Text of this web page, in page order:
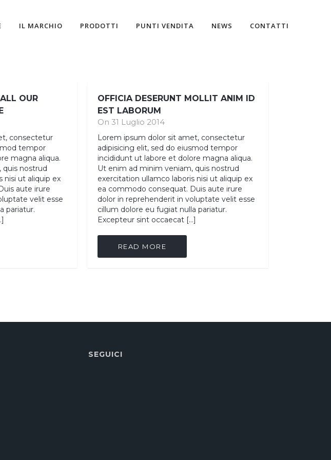
IL MARCHIO PRODOTTI PUNTI VENDITA NEWS CONTATTI
OUR
consectetur
tempor
magna aliqua.
quis nostrud
nisi ut aliquip ex
aute irure
velit esse
pariatur.
OFFICIA DESERUNT MOLLIT ANIM ID
EST LABORUM
On 31 Luglio 2014
Lorem ipsum dolor sit amet, consectetur
adipisicing elit, sed do eiusmod tempor
incididunt ut labore et dolore magna aliqua.
Ut enim ad minim veniam, quis nostrud
exercitation ullamco laboris nisi ut aliquip ex
ea commodo consequat. Duis aute irure
dolor in reprehenderit in voluptate velit esse
cillum dolore eu fugiat nulla pariatur.
Excepteur sint occaecat […]
READ MORE
SEGUICI